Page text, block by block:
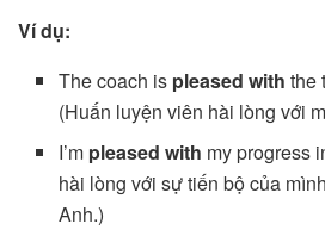
Ví dụ:
The coach is pleased with the
(Huấn luyện viên hài lòng với
I’m pleased with my progress
hài lòng với sự tiến bộ của
Anh.)